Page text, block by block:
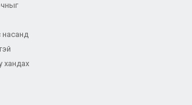
насанд
хандах